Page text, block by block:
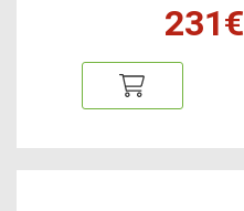
231€